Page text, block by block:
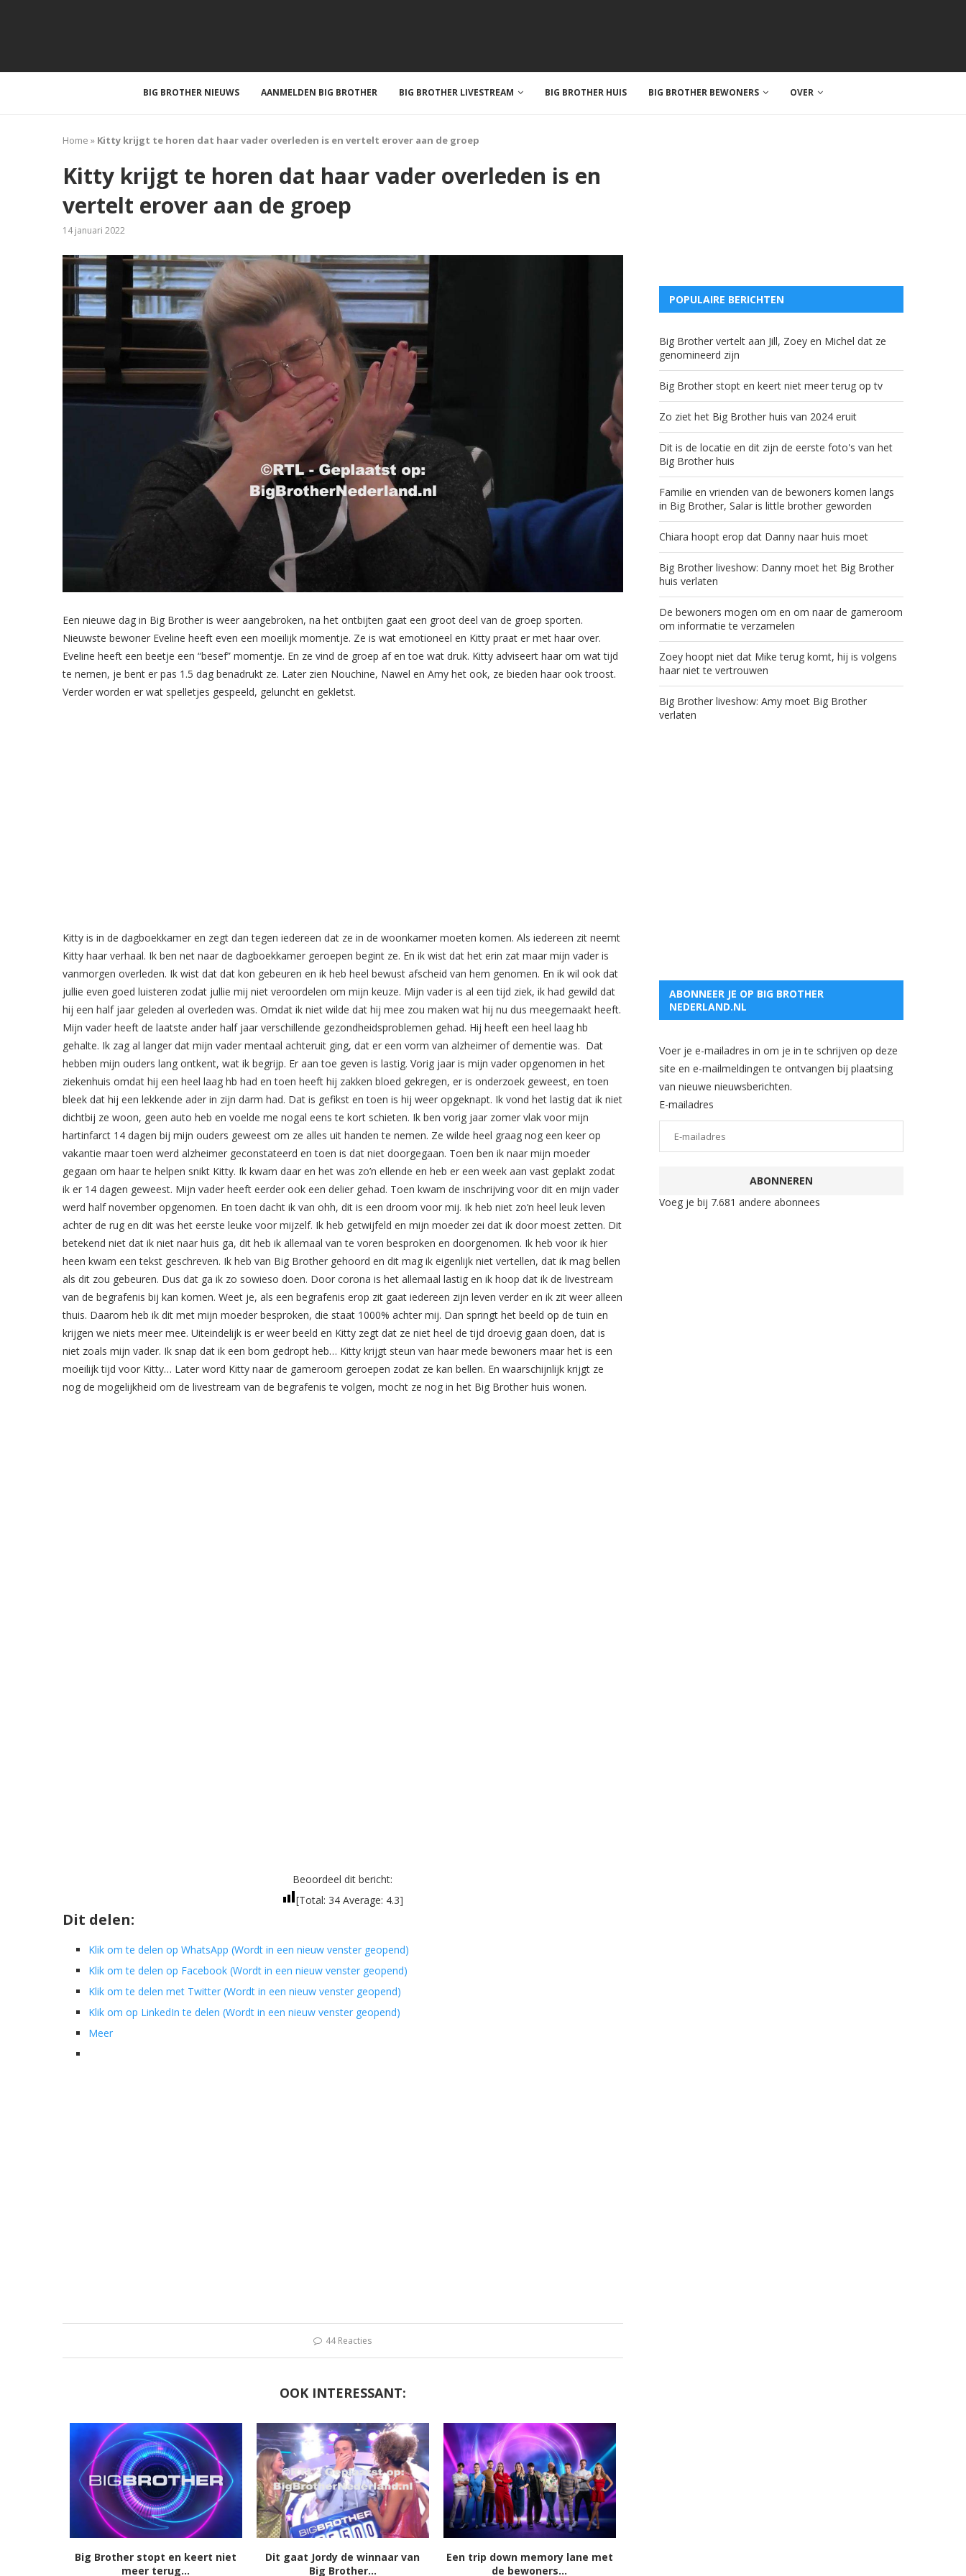
BIG BROTHER NIEUWS AANMELDEN BIG BROTHER BIG BROTHER LIVESTREAM BIG BROTHER HUIS BIG BROTHER BEWONERS OVER
Home » Kitty krijgt te horen dat haar vader overleden is en vertelt erover aan de groep
Kitty krijgt te horen dat haar vader overleden is en
vertelt erover aan de groep
14 januari 2022
Een nieuwe dag in Big Brother is weer aangebroken, na het ontbijten gaat een groot deel van de groep sporten.
Nieuwste bewoner Eveline heeft even een moeilijk momentje. Ze is wat emotioneel en Kitty praat er met haar over.
Eveline heeft een beetje een “besef” momentje. En ze vind de groep af en toe wat druk. Kitty adviseert haar om wat tijd
te nemen, je bent er pas 1.5 dag benadrukt ze. Later zien Nouchine, Nawel en Amy het ook, ze bieden haar ook troost.
Verder worden er wat spelletjes gespeeld, geluncht en gekletst.
Kitty is in de dagboekkamer en zegt dan tegen iedereen dat ze in de woonkamer moeten komen. Als iedereen zit neemt
Kitty haar verhaal. Ik ben net naar de dagboekkamer geroepen begint ze. En ik wist dat het erin zat maar mijn vader is
vanmorgen overleden. Ik wist dat dat kon gebeuren en ik heb heel bewust afscheid van hem genomen. En ik wil ook dat
jullie even goed luisteren zodat jullie mij niet veroordelen om mijn keuze. Mijn vader is al een tijd ziek, ik had gewild dat
hij een half jaar geleden al overleden was. Omdat ik niet wilde dat hij mee zou maken wat hij nu dus meegemaakt heeft.
Mijn vader heeft de laatste ander half jaar verschillende gezondheidsproblemen gehad. Hij heeft een heel laag hb
gehalte. Ik zag al langer dat mijn vader mentaal achteruit ging, dat er een vorm van alzheimer of dementie was. Dat
hebben mijn ouders lang ontkent, wat ik begrijp. Er aan toe geven is lastig. Vorig jaar is mijn vader opgenomen in het
ziekenhuis omdat hij een heel laag hb had en toen heeft hij zakken bloed gekregen, er is onderzoek geweest, en toen
bleek dat hij een lekkende ader in zijn darm had. Dat is gefikst en toen is hij weer opgeknapt. Ik vond het lastig dat ik niet
dichtbij ze woon, geen auto heb en voelde me nogal eens te kort schieten. Ik ben vorig jaar zomer vlak voor mijn
hartinfarct 14 dagen bij mijn ouders geweest om ze alles uit handen te nemen. Ze wilde heel graag nog een keer op
vakantie maar toen werd alzheimer geconstateerd en toen is dat niet doorgegaan. Toen ben ik naar mijn moeder
gegaan om haar te helpen snikt Kitty. Ik kwam daar en het was zo’n ellende en heb er een week aan vast geplakt zodat
ik er 14 dagen geweest. Mijn vader heeft eerder ook een delier gehad. Toen kwam de inschrijving voor dit en mijn vader
werd half november opgenomen. En toen dacht ik van ohh, dit is een droom voor mij. Ik heb niet zo’n heel leuk leven
achter de rug en dit was het eerste leuke voor mijzelf. Ik heb getwijfeld en mijn moeder zei dat ik door moest zetten. Dit
betekend niet dat ik niet naar huis ga, dit heb ik allemaal van te voren besproken en doorgenomen. Ik heb voor ik hier
heen kwam een tekst geschreven. Ik heb van Big Brother gehoord en dit mag ik eigenlijk niet vertellen, dat ik mag bellen
als dit zou gebeuren. Dus dat ga ik zo sowieso doen. Door corona is het allemaal lastig en ik hoop dat ik de livestream
van de begrafenis bij kan komen. Weet je, als een begrafenis erop zit gaat iedereen zijn leven verder en ik zit weer alleen
thuis. Daarom heb ik dit met mijn moeder besproken, die staat 1000% achter mij. Dan springt het beeld op de tuin en
krijgen we niets meer mee. Uiteindelijk is er weer beeld en Kitty zegt dat ze niet heel de tijd droevig gaan doen, dat is
niet zoals mijn vader. Ik snap dat ik een bom gedropt heb… Kitty krijgt steun van haar mede bewoners maar het is een
moeilijk tijd voor Kitty… Later word Kitty naar de gameroom geroepen zodat ze kan bellen. En waarschijnlijk krijgt ze
nog de mogelijkheid om de livestream van de begrafenis te volgen, mocht ze nog in het Big Brother huis wonen.
Beoordeel dit bericht:
[Total: 34 Average: 4.3]
Dit delen:
Klik om te delen op WhatsApp (Wordt in een nieuw venster geopend)
Klik om te delen op Facebook (Wordt in een nieuw venster geopend)
Klik om te delen met Twitter (Wordt in een nieuw venster geopend)
Klik om op LinkedIn te delen (Wordt in een nieuw venster geopend)
Meer
44 Reacties
OOK INTERESSANT:
Big Brother stopt en keert niet
meer terug...
Dit gaat Jordy de winnaar van
Big Brother...
Een trip down memory lane met
de bewoners...
POPULAIRE BERICHTEN
Big Brother vertelt aan Jill, Zoey en Michel dat ze
genomineerd zijn
Big Brother stopt en keert niet meer terug op tv
Zo ziet het Big Brother huis van 2024 eruit
Dit is de locatie en dit zijn de eerste foto's van het
Big Brother huis
Familie en vrienden van de bewoners komen langs
in Big Brother, Salar is little brother geworden
Chiara hoopt erop dat Danny naar huis moet
Big Brother liveshow: Danny moet het Big Brother
huis verlaten
De bewoners mogen om en om naar de gameroom
om informatie te verzamelen
Zoey hoopt niet dat Mike terug komt, hij is volgens
haar niet te vertrouwen
Big Brother liveshow: Amy moet Big Brother
verlaten
ABONNEER JE OP BIG BROTHER
NEDERLAND.NL
Voer je e-mailadres in om je in te schrijven op deze
site en e-mailmeldingen te ontvangen bij plaatsing
van nieuwe nieuwsberichten.
E-mailadres
ABONNEREN
Voeg je bij 7.681 andere abonnees